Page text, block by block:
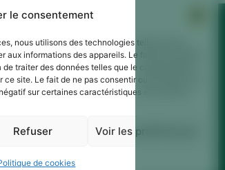
le consentement
nous utilisons des technologies telles que les
informations des appareils. Le fait de consentir
traiter des données telles que le comportement
site. Le fait de ne pas consentir ou de retirer son
sur certaines caractéristiques et fonctions.
Refuser Voir les préférences
de cookies